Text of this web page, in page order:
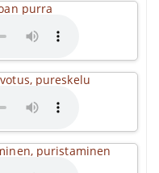
purra
pureskelu
puristaminen